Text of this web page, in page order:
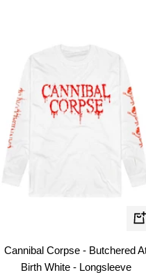
Cannibal Corpse - Butchered
Birth White - Longsleeve